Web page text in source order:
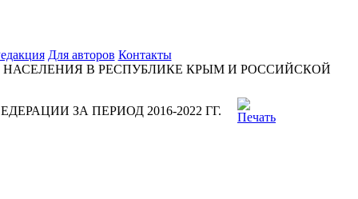
Для авторов Контакты
В РЕСПУБЛИКЕ КРЫМ И РОССИЙСКОЙ
ЗА ПЕРИОД 2016-2022 ГГ.